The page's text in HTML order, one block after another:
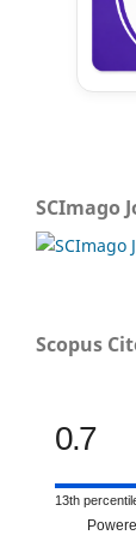
SCImago
Scopus
0.7
13th